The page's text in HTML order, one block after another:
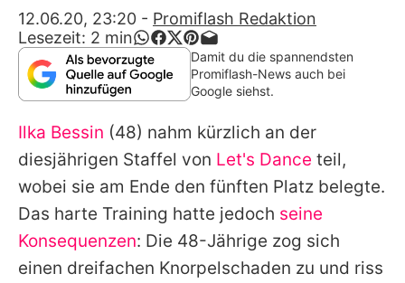
App runterladen
Team
Redaktionelle Richtlinien
Impressum
Datenschutzerklärung
Nutzungsbedingungen
Utiq verwalten
12.06.20, 23:20 - Promiflash Redaktion
Lesezeit: 2 min
Damit du die spannendsten
Promiflash-News auch bei
Google siehst.
Ilka Bessin (48) nahm kürzlich an der
diesjährigen Staffel von Let's Dance teil,
wobei sie am Ende den fünften Platz belegte.
Das harte Training hatte jedoch seine
Konsequenzen: Die 48-Jährige zog sich
einen dreifachen Knorpelschaden zu und riss